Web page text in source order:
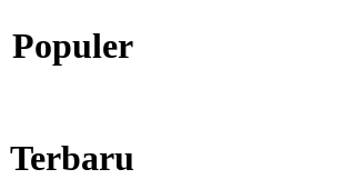
Populer
Terbaru